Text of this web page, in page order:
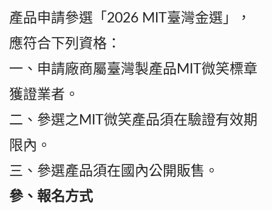
產品申請參選「2026 MIT臺灣金選」，
應符合下列資格：
一、申請廠商屬臺灣製產品MIT微笑標章
獲證業者。
二、參選之MIT微笑產品須在驗證有效期
限內。
三、參選產品須在國內公開販售。
參、報名方式